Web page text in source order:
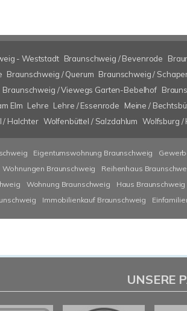
- Weststadt Braunschweig / Bevenrode
Braunschweig / Querum Braunschweig /
Braunschweig / Viewegs Garten-Bebelhof
Elm Lehre Lehre / Essenrode Meine /
/ Halchter Wolfenbüttel / Salzdahlum Wolfsburg /
Eigentumswohnung Braunschweig
Wohnungen Braunschweig Reihenhaus
Wohnung Braunschweig Haus Braunschweig
Immobilienkauf Braunschweig
UNSERE